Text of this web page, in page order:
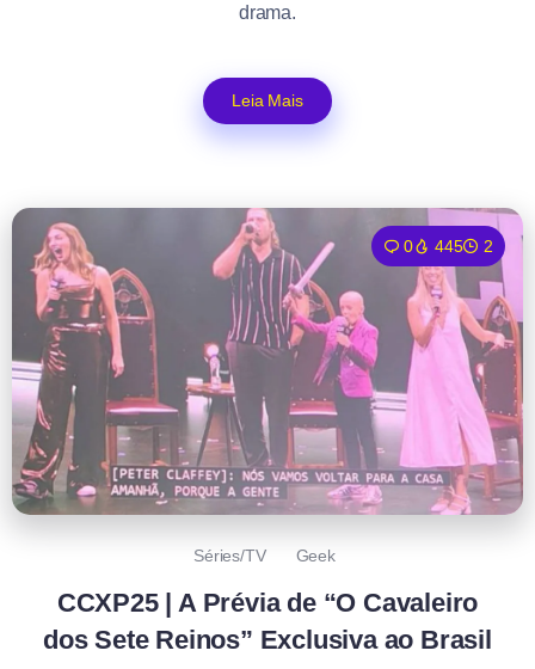
drama.
Leia Mais
0 445 2
Séries/TV Geek
CCXP25 | A Prévia de “O Cavaleiro
dos Sete Reinos” Exclusiva ao Brasil